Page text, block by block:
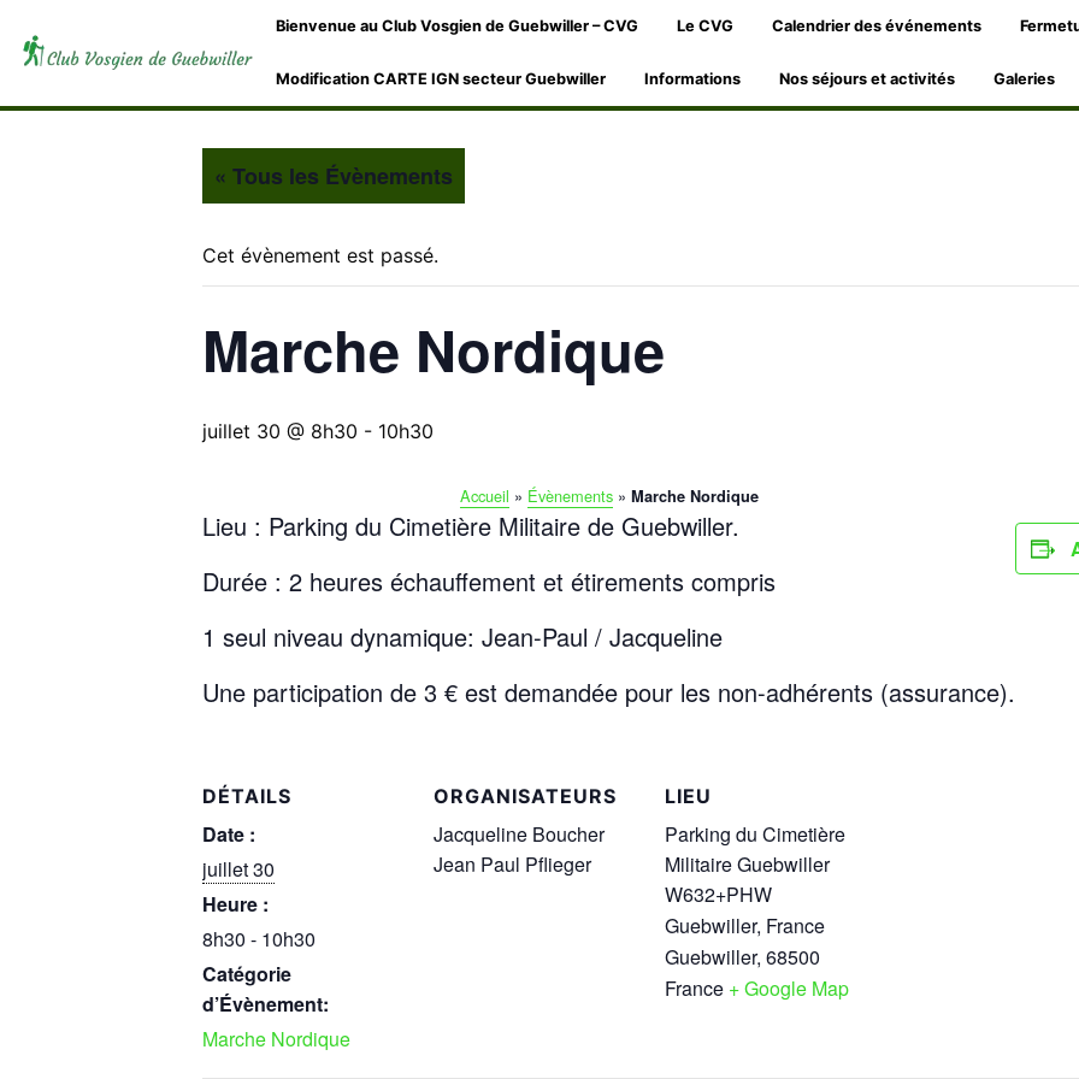
Bienvenue au Club Vosgien de Guebwiller – CVG Le CVG Calendrier des événements
Modification CARTE IGN secteur Guebwiller Informations Nos séjours et activités Galeries
« Tous les Évènements
Cet évènement est passé.
Marche Nordique
juillet 30 @ 8h30 - 10h30
Accueil » Évènements» Marche Nordique
Lieu : Parking du Cimetière Militaire de Guebwiller.
Durée : 2 heures échauffement et étirements compris
1 seul niveau dynamique: Jean-Paul / Jacqueline
Une participation de 3 € est demandée pour les non-adhérents (assurance).
DÉTAILS
Date :
juillet 30
Heure :
8h30 - 10h30
Catégorie
d’Évènement:
Marche Nordique
ORGANISATEURS
Jacqueline Boucher
Jean Paul Pflieger
LIEU
Parking du Cimetière
Militaire Guebwiller
W632+PHW
Guebwiller, France
Guebwiller, 68500
France + Google Map